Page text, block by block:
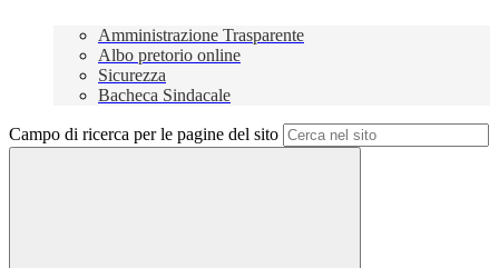
Amministrazione Trasparente
Albo pretorio online
Sicurezza
Bacheca Sindacale
Campo di ricerca per le pagine del sito